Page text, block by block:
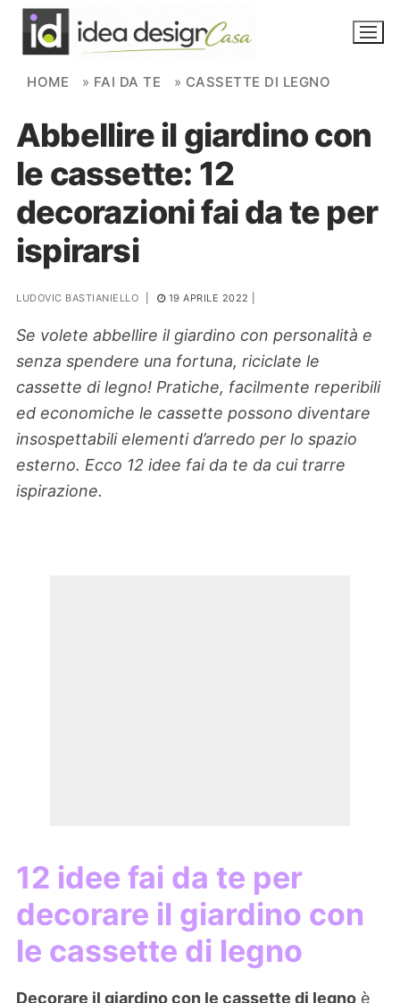
Skip to content
NOVITÀ
AMBIENTI
FAI DA TE
PIANTE
Ortaggio
HOME » FAI DA TE » CASSETTE DI LEGNO
Abbellire il giardino con
le cassette: 12
decorazioni fai da te per
ispirarsi
LUDOVIC BASTIANIELLO 19 APRILE 2022
Se volete abbellire il giardino con personalità e
senza spendere una fortuna, riciclate le
cassette di legno! Pratiche, facilmente reperibili
ed economiche le cassette possono diventare
insospettabili elementi d’arredo per lo spazio
esterno. Ecco 12 idee fai da te da cui trarre
ispirazione.
12 idee fai da te per
decorare il giardino con
le cassette di legno
Decorare il giardino con le cassette di legno è